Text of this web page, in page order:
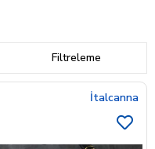
Filtreleme
İtalcanna